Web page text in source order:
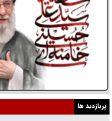
پربازدید ها